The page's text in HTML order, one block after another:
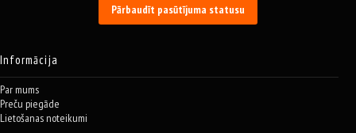
Pārbaudīt pasūtījuma statusu
Informācija
Par mums
Preču piegāde
Lietošanas noteikumi